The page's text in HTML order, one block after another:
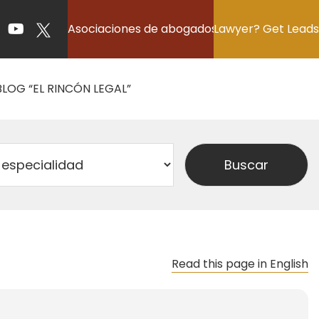
Asociaciones de abogadosLawyer? Get Leads
“EL RINCÓN LEGAL”
Read this page in English